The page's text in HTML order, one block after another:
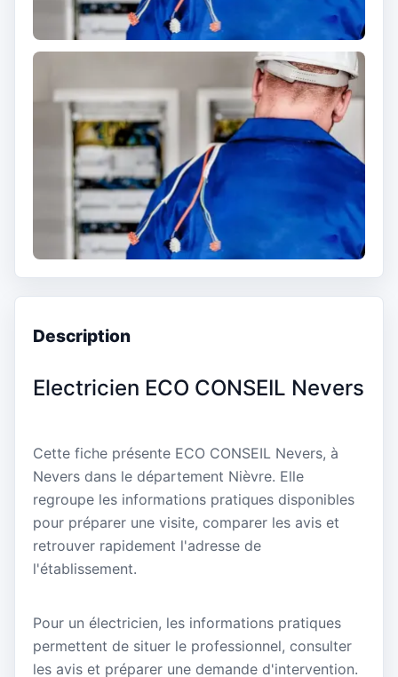
Description
Electricien ECO CONSEIL Nevers
Cette fiche présente ECO CONSEIL Nevers, à
Nevers dans le département Nièvre. Elle
regroupe les informations pratiques disponibles
pour préparer une visite, comparer les avis et
retrouver rapidement l'adresse de
l'établissement.
Pour un électricien, les informations pratiques
permettent de situer le professionnel, consulter
les avis et préparer une demande d'intervention.